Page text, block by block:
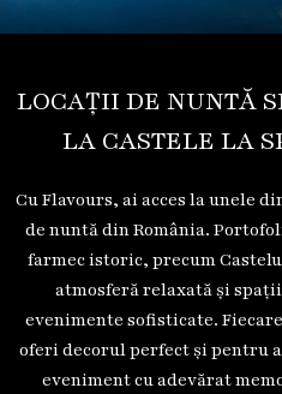
LOCAȚII DE NUNTĂ
LA CASTELE LA
Cu Flavours, ai acces la unele
de nuntă din România.
farmec istoric, precum
atmosferă relaxată și
evenimente sofisticate.
oferi decorul perfect și pentru
eveniment cu adevărat